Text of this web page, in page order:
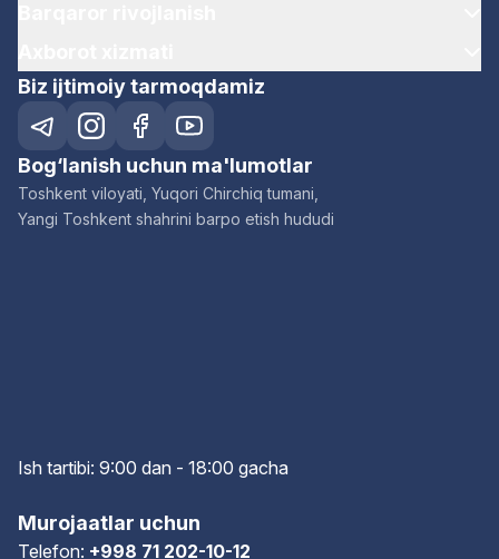
Biz ijtimoiy tarmoqdamiz
Bog‘lanish uchun ma'lumotlar
Toshkent viloyati, Yuqori Chirchiq tumani,
Yangi Toshkent shahrini barpo etish hududi
Ish tartibi: 9:00 dan - 18:00 gacha
Murojaatlar uchun
Telefon: +998 71 202-10-12